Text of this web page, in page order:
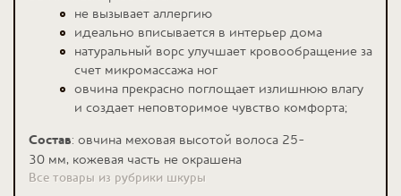
не вызывает аллергию
идеально вписывается в интерьер дома
натуральный ворс улучшает кровообращение за
счет микромассажа ног
овчина прекрасно поглощает излишнюю влагу
и создает неповторимое чувство комфорта;
Состав: овчина меховая высотой волоса 25-
30 мм, кожевая часть не окрашена
Все товары из рубрики шкуры